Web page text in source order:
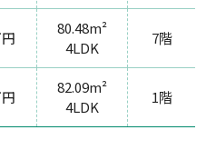
80.48m²
4LDK
7階
82.09m²
4LDK
1階